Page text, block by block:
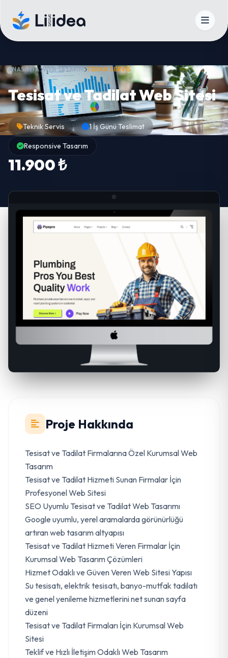
ANASAYFA WEB TASARIM TEKNIK SERVIS
Tesisat ve Tadilat Web Sitesi
Teknik Servis 1 İş Günü Teslimat
Responsive Tasarım
11.900 ₺
Proje Hakkında
Tesisat ve Tadilat Firmalarına Özel Kurumsal Web
Tasarım
Tesisat ve Tadilat Hizmeti Sunan Firmalar İçin
Profesyonel Web Sitesi
SEO Uyumlu Tesisat ve Tadilat Web Tasarımı
Google uyumlu, yerel aramalarda görünürlüğü
artıran web tasarım altyapısı
Tesisat ve Tadilat Hizmeti Veren Firmalar İçin
Kurumsal Web Tasarım Çözümleri
Hizmet Odaklı ve Güven Veren Web Sitesi Yapısı
Su tesisatı, elektrik tesisatı, banyo-mutfak tadilatı
ve genel yenileme hizmetlerini net sunan sayfa
düzeni
Tesisat ve Tadilat Firmaları İçin Kurumsal Web
Sitesi
Teklif ve Hızlı İletişim Odaklı Web Tasarım